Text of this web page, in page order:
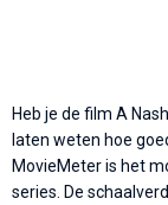
Heb je de film A
laten weten hoe
MovieMeter is het
series. De